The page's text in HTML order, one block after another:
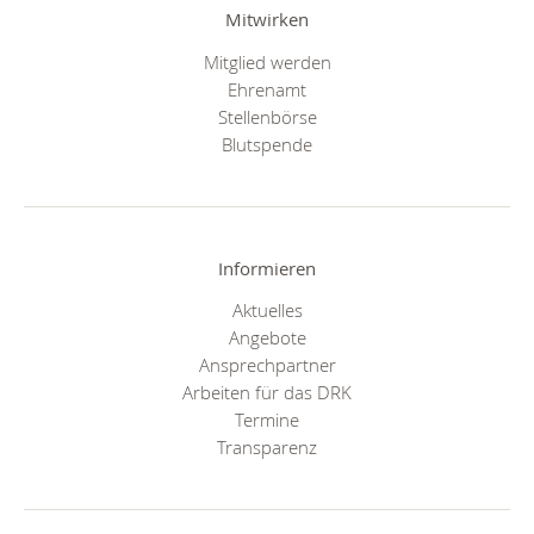
Mitwirken
Mitglied werden
Ehrenamt
Stellenbörse
Blutspende
Informieren
Aktuelles
Angebote
Ansprechpartner
Arbeiten für das DRK
Termine
Transparenz